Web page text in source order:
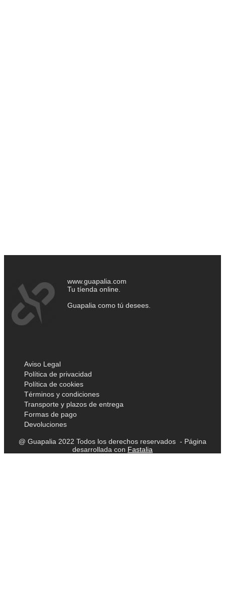
www.guapalia.com
Tu tíenda online.
Guapalia como tú desees.
Aviso Legal
Política de privacidad
Política de cookies
Términos y condiciones
Transporte y plazos de entrega
Formas de pago
Devoluciones
@ Guapalia 2022 Todos los derechos reservados - Página
desarrollada con Fastalia